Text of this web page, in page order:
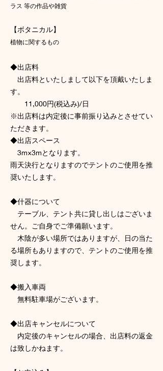
ラス 等の作品や雑貨
【ボタニカル】
植物に関するもの
◆出店料
出店料といたしまして以下を頂戴いたしま
す。
11,000円(税込み)/日
※出店料は内定後に事前振り込みとさせてい
ただきます。
◆出店スペース
3m×3mとなります。
雨天決行となりますのでテントのご使用を推
奨いたします。
◆什器について
テーブル、テント共に貸し出しはございま
せん。ご自身でご準備願います。
木陰が多い場所ではありますが、日の当た
る場所もありますので、テントのご使用を推
奨します。
◆搬入車両
無料駐車場がございます。
◆出店キャンセルについて
内定後のキャンセルの場合、出店料の返金
は致しかねます。